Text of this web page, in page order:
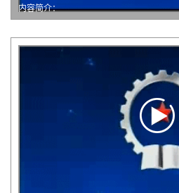
内容简介：